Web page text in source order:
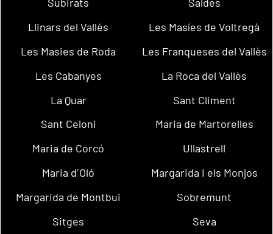
Subirats
Saldes
Llinars del Vallès
Les Masíes de Voltregà
Les Masies de Roda
Les Franqueses del Vallès
Les Cabanyes
La Roca del Vallès
La Quar
Sant Climent
Sant Celoni
Maria de Martorelles
Maria de Corcó
Ullastrell
Maria d´Oló
Margarida i els Monjos
Margarida de Montbui
Sobremunt
Sitges
Seva